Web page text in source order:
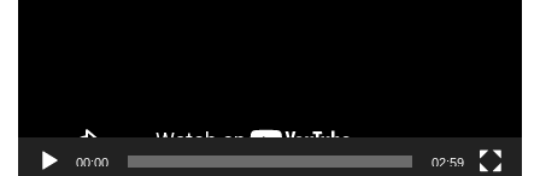
00:00 02:59